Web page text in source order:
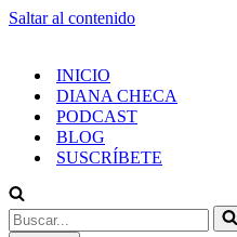
Saltar al contenido
INICIO
DIANA CHECA
PODCAST
BLOG
SUSCRÍBETE
Buscar...